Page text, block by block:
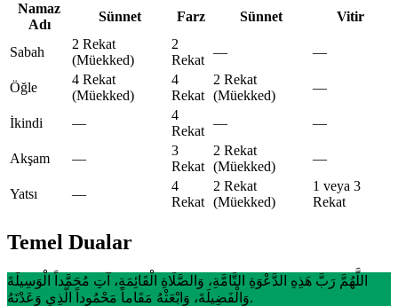
Namaz
Adı
Sünnet Farz Sünnet Vitir
Sabah
2 Rekat
(Müekked)
2
Rekat
— —
Öğle
4 Rekat
(Müekked)
4
Rekat
2 Rekat
(Müekked)
—
İkindi —
4
Rekat
— —
Akşam —
3
Rekat
2 Rekat
(Müekked)
—
Yatsı —
4
Rekat
2 Rekat
(Müekked)
1 veya 3
Rekat
Temel Dualar
اللَّهُمَّ رَبَّ هَذِهِ الدَّعْوَةِ التَّامَّةِ، وَالصَّلَاةِ الْقَائِمَةِ، آتِ مُحَمَّداً الْوَسِيلَةَ
وَالْفَضِيلَةَ، وَابْعَثْهُ مَقَاماً مَحْمُوداً الَّذِي وَعَدْتَهُ.